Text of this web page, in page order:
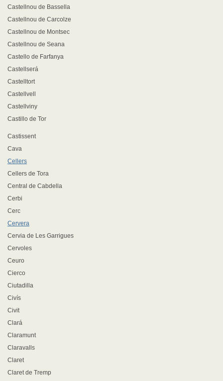
Castellnou de Bassella
Castellnou de Carcolze
Castellnou de Montsec
Castellnou de Seana
Castello de Farfanya
Castellserá
Castelltort
Castellvell
Castellviny
Castillo de Tor
Castissent
Cava
Cellers
Cellers de Tora
Central de Cabdella
Cerbi
Cerc
Cervera
Cervia de Les Garrigues
Cervoles
Ceuro
Cierco
Ciutadilla
Civís
Civit
Clará
Claramunt
Claravalls
Claret
Claret de Tremp